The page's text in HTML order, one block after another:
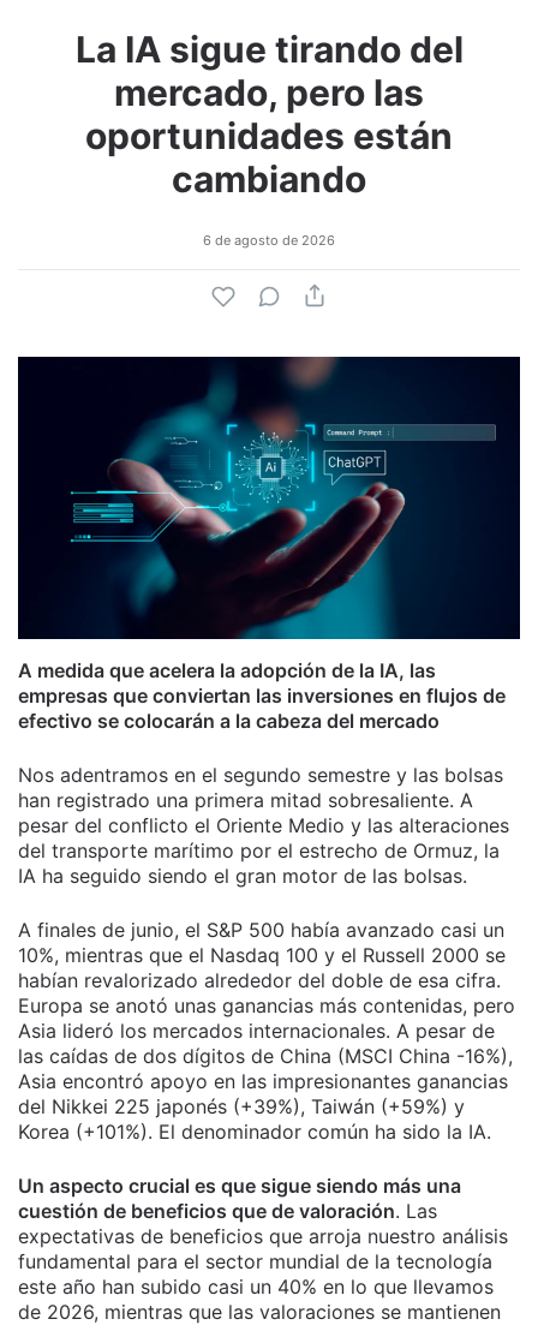
La IA sigue tirando del
mercado, pero las
oportunidades están
cambiando
6 de agosto de 2026
A medida que acelera la adopción de la IA, las
empresas que conviertan las inversiones en flujos de
efectivo se colocarán a la cabeza del mercado
Nos adentramos en el segundo semestre y las bolsas
han registrado una primera mitad sobresaliente. A
pesar del conflicto el Oriente Medio y las alteraciones
del transporte marítimo por el estrecho de Ormuz, la
IA ha seguido siendo el gran motor de las bolsas.
A finales de junio, el S&P 500 había avanzado casi un
10%, mientras que el Nasdaq 100 y el Russell 2000 se
habían revalorizado alrededor del doble de esa cifra.
Europa se anotó unas ganancias más contenidas, pero
Asia lideró los mercados internacionales. A pesar de
las caídas de dos dígitos de China (MSCI China -16%),
Asia encontró apoyo en las impresionantes ganancias
del Nikkei 225 japonés (+39%), Taiwán (+59%) y
Korea (+101%). El denominador común ha sido la IA.
Un aspecto crucial es que sigue siendo más una
cuestión de beneficios que de valoración. Las
expectativas de beneficios que arroja nuestro análisis
fundamental para el sector mundial de la tecnología
este año han subido casi un 40% en lo que llevamos
de 2026, mientras que las valoraciones se mantienen